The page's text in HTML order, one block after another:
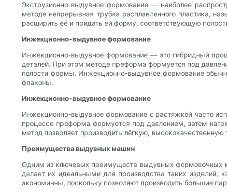
Экструзионно-выдувное формование — наиболее
методе непрерывная трубка расплавленного пластика,
расширить её и придать ей форму, соответствующую
Инжекционно-выдувное формование
Инжекционно-выдувное формование — это гибридный
деталей. При этом методе преформа формуется под
полости формы. Инжекционно-выдувное формование
флаконы.
Инжекционно-выдувное формование
Инжекционно-выдувное формование с растяжкой часто
процессе преформа формуется под давлением, затем
метод позволяет производить лёгкую,
Преимущества выдувных машин
Одним из ключевых преимуществ выдувных формовочных
делает их идеальными для производства таких
экономичны, поскольку позволяют производить большие